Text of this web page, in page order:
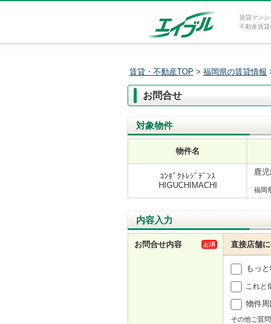
賃貸マンシ
不動産賃
賃貸・不動産TOP > 福岡県の賃貸情報
お問合せ
対象物件
物件名
ｺﾝﾀﾞｸﾄﾚｼﾞﾃﾞﾝｽ
HIGUCHIMACHI
鹿
福岡
内容入力
お問合せ内容 直接店舗
もっ
これと
物件
その他ご質